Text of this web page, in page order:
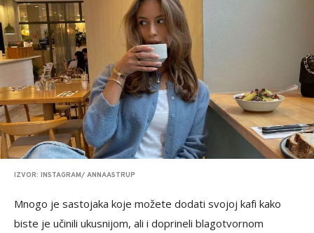
IZVOR: INSTAGRAM/ ANNAASTRUP
Mnogo je sastojaka koje možete dodati svojoj kafi kako
biste je učinili ukusnijom, ali i doprineli blagotvornom